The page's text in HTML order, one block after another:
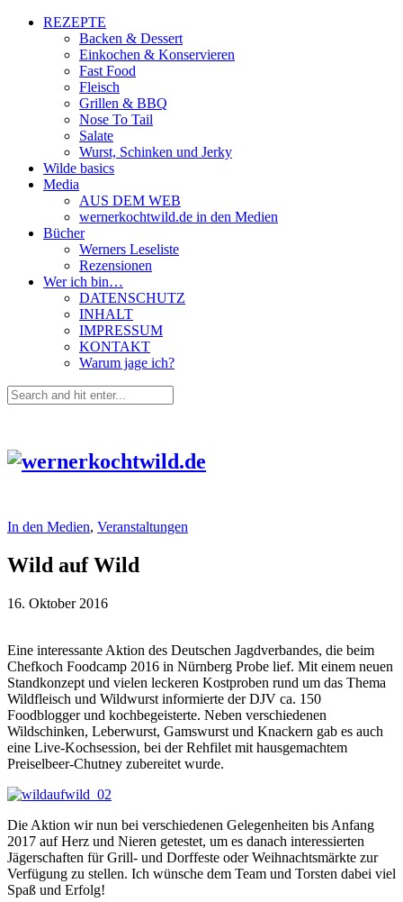
REZEPTE
Backen & Dessert
Einkochen & Konservieren
Fast Food
Fleisch
Grillen & BBQ
Nose To Tail
Salate
Wurst, Schinken und Jerky
Wilde basics
Media
AUS DEM WEB
wernerkochtwild.de in den Medien
Bücher
Werners Leseliste
Rezensionen
Wer ich bin…
DATENSCHUTZ
INHALT
IMPRESSUM
KONTAKT
Warum jage ich?
In den Medien, Veranstaltungen
Wild auf Wild
16. Oktober 2016
Eine interessante Aktion des Deutschen Jagdverbandes, die beim
Chefkoch Foodcamp 2016 in Nürnberg Probe lief. Mit einem neuen
Standkonzept und vielen leckeren Kostproben rund um das Thema
Wildfleisch und Wildwurst informierte der DJV ca. 150
Foodblogger und kochbegeisterte. Neben verschiedenen
Wildschinken, Leberwurst, Gamswurst und Knackern gab es auch
eine Live-Kochsession, bei der Rehfilet mit hausgemachtem
Preiselbeer-Chutney zubereitet wurde.
Die Aktion wir nun bei verschiedenen Gelegenheiten bis Anfang
2017 auf Herz und Nieren getestet, um es danach interessierten
Jägerschaften für Grill- und Dorffeste oder Weihnachtsmärkte zur
Verfügung zu stellen. Ich wünsche dem Team und Torsten dabei viel
Spaß und Erfolg!